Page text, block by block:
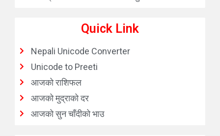
Quick Link
Nepali Unicode Converter
Unicode to Preeti
आजको राशिफल
आजको मुद्राको दर
आजको सुन चाँदीको भाउ